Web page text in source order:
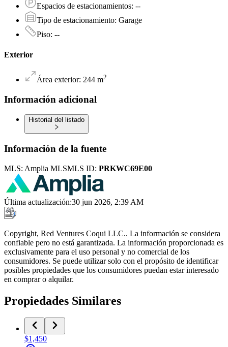
Espacios de estacionamientos: --
Tipo de estacionamiento: Garage
Piso: --
Exterior
Área exterior: 244 m2
Información adicional
Historial del listado
Información de la fuente
MLS: Amplia MLSMLS ID: PRKWC69E00
Última actualización:30 jun 2026, 2:39 AM
Copyright, Red Ventures Coqui LLC.. La información se considera
confiable pero no está garantizada. La información proporcionada es
exclusivamente para el uso personal y no comercial de los
consumidores. Se puede utilizar solo con el propósito de identificar
posibles propiedades que los consumidores puedan estar interesado
en comprar o alquilar.
Propiedades Similares
$1,450